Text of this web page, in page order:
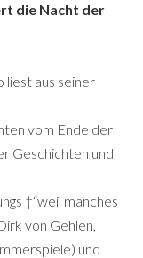
die Nacht der
liest aus seiner
vom Ende der
Geschichten und
†“weil manches
von Gehlen,
und